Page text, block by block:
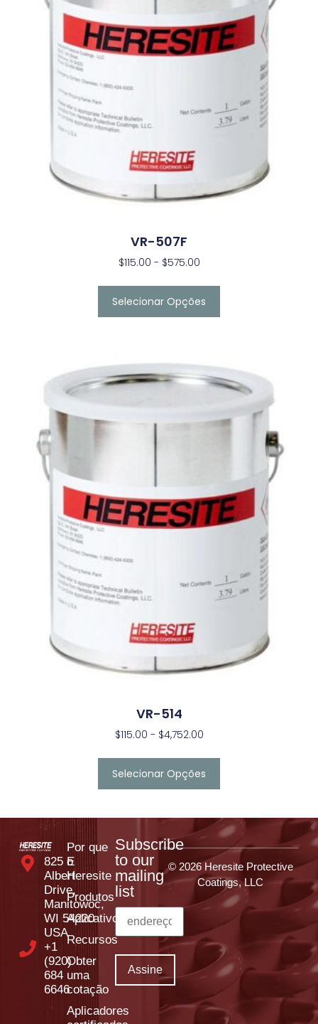
VR-507F
$115.00 - $575.00
Selecionar Opções
VR-514
$115.00 - $4,752.00
Selecionar Opções
825 E
Albert
Drive,
Manitowoc,
WI 54220
USA
+1
(920)
684
6646
Por que
o
Heresite
Produtos
Aplicativos
Recursos
Obter
uma
cotação
Aplicadores
Subscribe
to our
mailing
list
© 2026 Heresite Protective
Coatings, LLC